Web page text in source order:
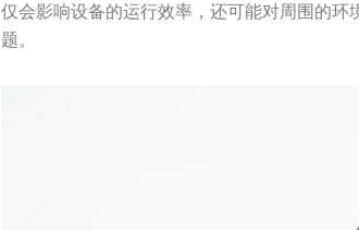
仅会影响设备的运行效率，还可能对周围的
题。